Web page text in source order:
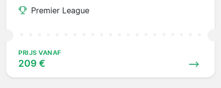
Premier League
PRIJS VANAF
209 €